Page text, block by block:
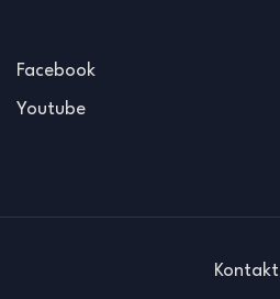
Facebook
Youtube
Kontakt